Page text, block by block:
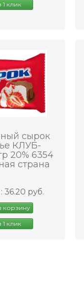
1 клик
сырок
КЛУБ-
20% 6354
страна
36.20 руб.
корзину
1 клик